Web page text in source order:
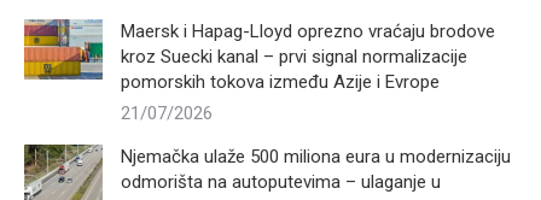
Maersk i Hapag-Lloyd oprezno vraćaju brodove
kroz Suecki kanal – prvi signal normalizacije
pomorskih tokova između Azije i Evrope
21/07/2026
Njemačka ulaže 500 miliona eura u modernizaciju
odmorišta na autoputevima – ulaganje u